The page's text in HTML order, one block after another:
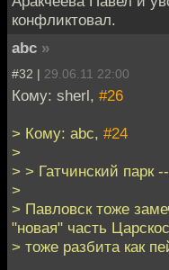
конфликтовал.
abc »
#32 | 29.06.11 22:00
Кому: sherl, #26
> Кому: abc, #24
>
> > Гатчинский парк
>
> Павловск тоже
"новая" часть
> тоже разбита как